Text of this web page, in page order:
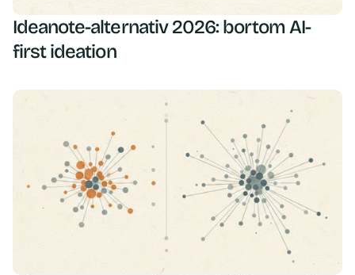
Ideanote-alternativ 2026: bortom AI-
first ideation